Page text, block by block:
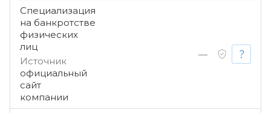
Специализация
на банкротстве
физических
лиц
Источник
официальный
сайт
компании
—